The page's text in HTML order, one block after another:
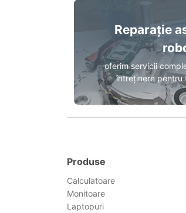
Reparație
oferim servicii
întreținere pentru
Produse
Calculatoare
Monitoare
Laptopuri